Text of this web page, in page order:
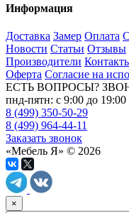
Информация
Доставка Замер Оплата
Новости Статьи Отзывы
Производители
Оферта Согласие на
ЕСТЬ ВОПРОСЫ?
пнд-пятн: с 9:00 до
8 (499) 350-50-29
8 (499) 964-44-11
Заказать звонок
«Мебель Я» © 2026
×